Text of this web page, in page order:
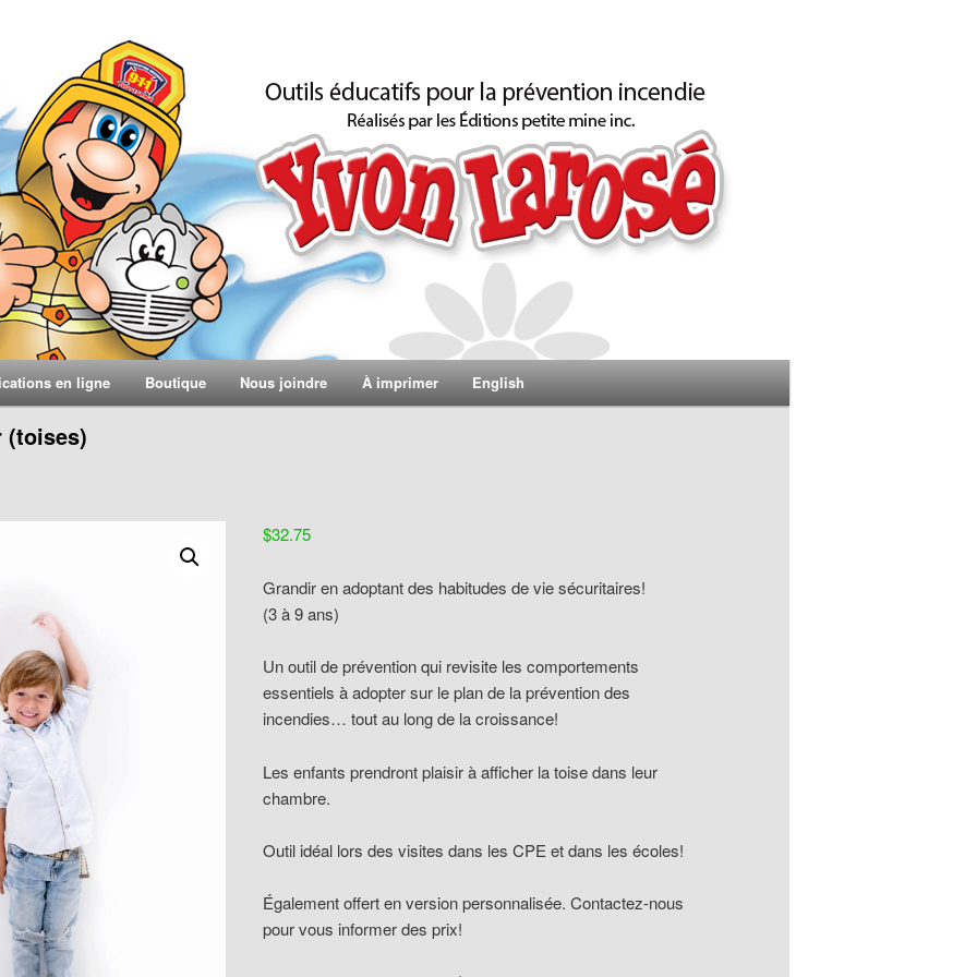
en ligne Boutique Nous joindre À imprimer English
(toises)
$32.75
Grandir en adoptant des habitudes de vie sécuritaires!
(3 à 9 ans)
Un outil de prévention qui revisite les comportements
essentiels à adopter sur le plan de la prévention des
incendies… tout au long de la croissance!
Les enfants prendront plaisir à afficher la toise dans leur
chambre.
Outil idéal lors des visites dans les CPE et dans les écoles!
Également offert en version personnalisée. Contactez-nous
pour vous informer des prix!